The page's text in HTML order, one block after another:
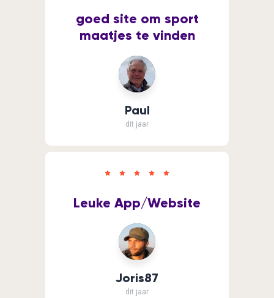
Paul
dit jaar
goed site om sport
maatjes te vinden
Joris87
dit jaar
Leuke App/Website